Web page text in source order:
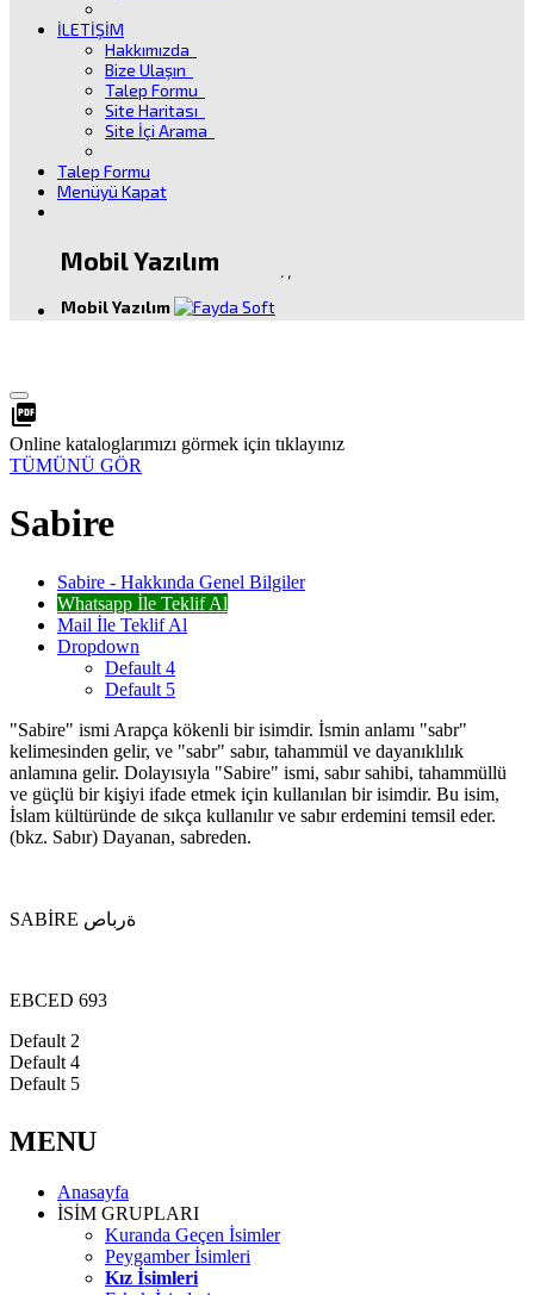
İLETİŞİM
Hakkımızda
Bize Ulaşın
Talep Formu
Site Haritası
Site İçi Arama
Talep Formu
Menüyü Kapat
Mobil Yazılım
Mobil Yazılım
. ,
picture_as_pdf
Online kataloglarımızı görmek için tıklayınız
TÜMÜNÜ GÖR
Sabire
Sabire - Hakkında Genel Bilgiler
Whatsapp İle Teklif Al
Mail İle Teklif Al
Dropdown
Default 4
Default 5
"Sabire" ismi Arapça kökenli bir isimdir. İsmin anlamı "sabr"
kelimesinden gelir, ve "sabr" sabır, tahammül ve dayanıklılık
anlamına gelir. Dolayısıyla "Sabire" ismi, sabır sahibi, tahammüllü
ve güçlü bir kişiyi ifade etmek için kullanılan bir isimdir. Bu isim,
İslam kültüründe de sıkça kullanılır ve sabır erdemini temsil eder.
(bkz. Sabır) Dayanan, sabreden.
SABİRE ةرباص
EBCED 693
Default 2
Default 4
Default 5
MENU
Anasayfa
İSİM GRUPLARI
Kuranda Geçen İsimler
Peygamber İsimleri
Kız İsimleri